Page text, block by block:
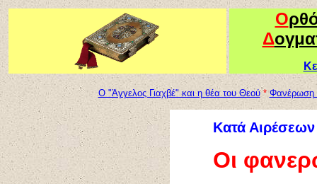
Ο
Δ
Ο "Άγγελος Γιαχβέ" και η θέα του Θεού* Φανέρωση
Κατά
Οι